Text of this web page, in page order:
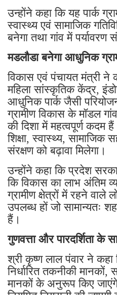
उन्होंने कहा कि यह पार्क
स्वास्थ्य एवं सामाजिक
बनेगा तथा गांव में पर्यावरण
मडलौडा बनेगा आधुनिक
विकास एवं पंचायत मंत्री ने
महिला सांस्कृतिक केंद्र,
आधुनिक पार्क जैसी
ग्रामीण विकास के मॉडल
की दिशा में महत्वपूर्ण कदम
शिक्षा, स्वास्थ्य, सामाजिक
संरक्षण को बढ़ावा मिलेगा।
उन्होंने कहा कि प्रदेश
कि विकास का लाभ अंतिम
ग्रामीण क्षेत्रों में रहने वाले
उपलब्ध हों जो सामान्यतः
हैं।
गुणवत्ता और पारदर्शिता के
श्री कृष्ण लाल पंवार ने कहा
निर्धारित तकनीकी मानकों,
मानकों के अनुरूप किए